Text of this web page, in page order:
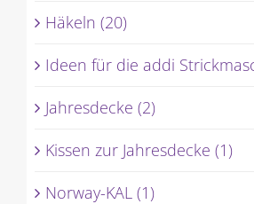
Häkeln (20)
Ideen für die addi
Jahresdecke (2)
Kissen zur Jahresdecke (1)
Norway-KAL (1)